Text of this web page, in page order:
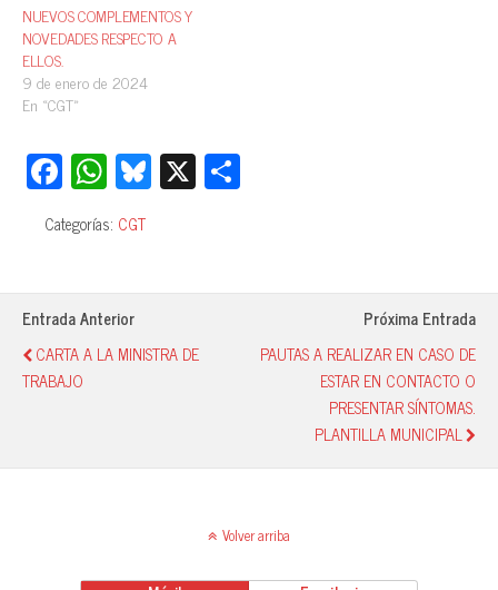
NUEVOS COMPLEMENTOS Y
NOVEDADES RESPECTO A
ELLOS.
9 de enero de 2024
En «CGT»
Fa
ce
bo
ok
W
ha
ts
A
pp
Bl
ue
y
X
pa
Categorías: CGT
Entrada Anterior
CARTA A LA MINISTRA DE
TRABAJO
Próxima Entrada
PAUTAS A REALIZAR EN CASO DE
ESTAR EN CONTACTO O
PRESENTAR SÍNTOMAS.
PLANTILLA MUNICIPAL
Volver arriba